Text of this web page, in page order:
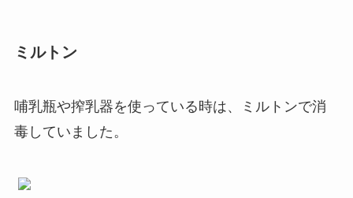
ミルトン
哺乳瓶や搾乳器を使っている時は、ミルトンで消
毒していました。